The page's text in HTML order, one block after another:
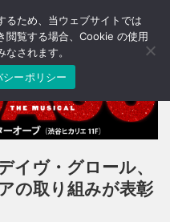
T
o
n
v
g
a
イヴ・グロール、
の取り組みが表彰
るため、当ウェブサイトでは
閲覧する場合、Cookie の使用
されます。
シーポリシー